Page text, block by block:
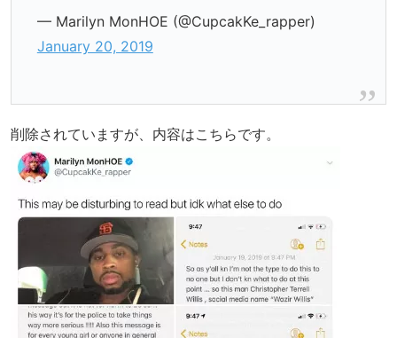
— Marilyn MonHOE (@CupcakKe_rapper)
January 20, 2019
削除されていますが、内容はこちらです。